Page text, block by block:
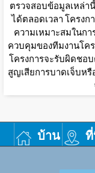
ตรวจสอบข้อมูลเหล่า
ได้ตลอดเวลา โครงกา
ความเหมาะสมในก
ควบคุมของทีมงานโคร
โครงการจะรับผิดชอ
สูญเสียการบาดเจ็บห
บ้าน